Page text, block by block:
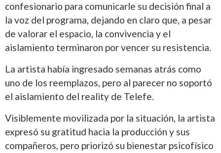
confesionario para comunicarle su decisión final a
la voz del programa, dejando en claro que, a pesar
de valorar el espacio, la convivencia y el
aislamiento terminaron por vencer su resistencia.
La artista había ingresado semanas atrás como
uno de los reemplazos, pero al parecer no soportó
el aislamiento del reality de Telefe.
Visiblemente movilizada por la situación, la artista
expresó su gratitud hacia la producción y sus
compañeros, pero priorizó su bienestar psicofísico